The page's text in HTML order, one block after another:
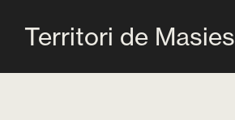
Territori de Masies